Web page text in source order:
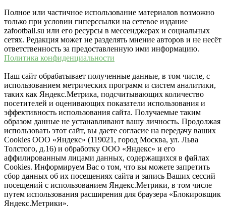
Полное или частичное использование материалов возможно
только при условии гиперссылки на сетевое издание
zafootball.su или его ресурсы в мессенджерах и социальных
сетях. Редакция может не разделять мнение авторов и не несёт
ответственность за предоставленную ими информацию.
Политика конфиденциальности
Наш сайт обрабатывает полученные данные, в том числе, с
использованием метрических программ и систем аналитики,
таких как Яндекс.Метрика, подсчитывающих количество
посетителей и оценивающих показатели использования и
эффективность использования сайта. Получаемые таким
образом данные не устанавливают вашу личность. Продолжая
использовать этот сайт, вы даете согласие на передачу ваших
Cookies ООО «Яндекс» (119021, город Москва, ул. Льва
Толстого, д.16) и обработку ООО «Яндекс» и его
аффилированным лицами данных, содержащихся в файлах
Cookies. Информируем Вас о том, что вы можете запретить
сбор данных об их посещениях сайта и запись Ваших сессий
посещений с использованием Яндекс.Метрики, в том числе
путем использования расширения для браузера «Блокировщик
Яндекс.Метрики».